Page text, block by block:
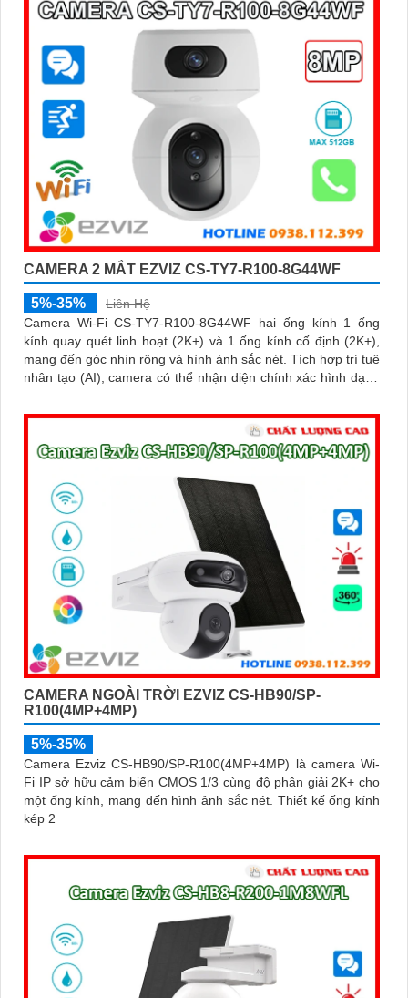
CAMERA 2 MẮT EZVIZ CS-TY7-R100-8G44WF
5%-35%
Liên Hệ
Camera Wi-Fi CS-TY7-R100-8G44WF hai ống kính 1 ống
kính quay quét linh hoạt (2K+) và 1 ống kính cố định (2K+),
mang đến góc nhìn rộng và hình ảnh sắc nét. Tích hợp trí tuệ
nhân tạo (AI), camera có thể nhận diện chính xác hình dạng
CAMERA NGOÀI TRỜI EZVIZ CS-HB90/SP-
R100(4MP+4MP)
5%-35%
Camera Ezviz CS-HB90/SP-R100(4MP+4MP) là camera Wi-
Fi IP sở hữu cảm biến CMOS 1/3 cùng độ phân giải 2K+ cho
một ống kính, mang đến hình ảnh sắc nét. Thiết kế ống kính
kép 2